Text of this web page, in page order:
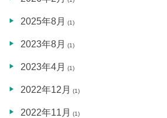
2025年8月 (1)
2023年8月 (1)
2023年4月 (1)
2022年12月 (1)
2022年11月 (1)